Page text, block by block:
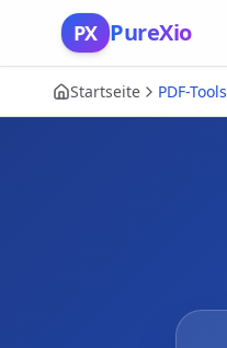
Zum Inhalt springen
PX PureXio
Startseite PDF-Tools